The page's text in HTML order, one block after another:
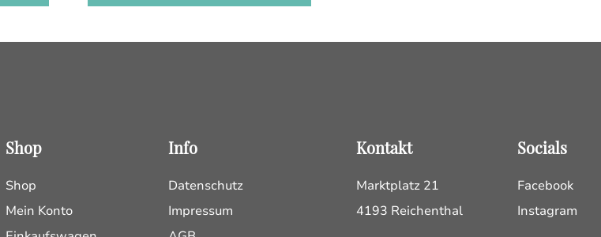
Shop
Shop
Mein Konto
Info
Datenschutz
Impressum
Kontakt
Marktplatz 21
4193 Reichenthal
Socials
Facebook
Instagram